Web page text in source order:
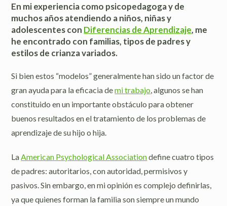
En mi experiencia como psicopedagoga y de
muchos años atendiendo a niños, niñas y
adolescentes con Diferencias de Aprendizaje, me
he encontrado con familias, tipos de padres y
estilos de crianza variados.
Si bien estos “modelos” generalmente han sido un factor de
gran ayuda para la eficacia demi trabajo , algunos se han
constituido en un importante obstáculo para obtener
buenos resultados en el tratamiento de los problemas de
aprendizaje de su hijo o hija.
La American Psychological Associationdefine cuatro tipos
de padres: autoritarios, con autoridad, permisivos y
pasivos. Sin embargo, en mi opinión es complejo definirlas,
ya que quienes forman la familia son siempre un mundo